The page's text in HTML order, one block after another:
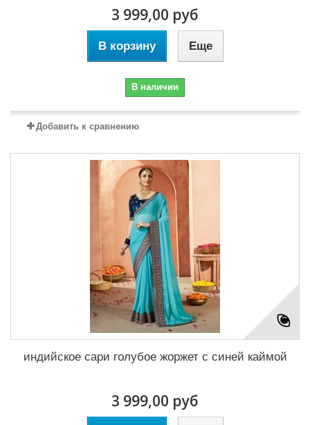
3 999,00 руб
В корзину Еще
В наличии
Добавить к сравнению
индийское сари голубое жоржет с синей каймой
3 999,00 руб